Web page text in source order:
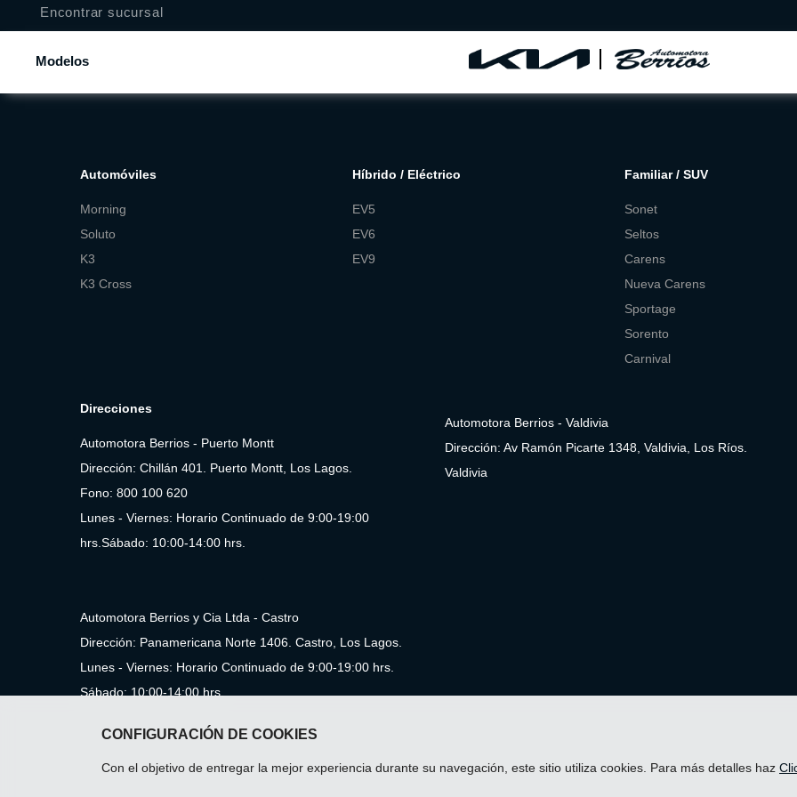
Encontrar sucursal
Modelos
Automóviles
Morning
Soluto
K3
K3 Cross
Híbrido / Eléctrico
EV5
EV6
EV9
Familiar / SUV
Sonet
Seltos
Carens
Nueva Carens
Sportage
Sorento
Carnival
Direcciones
Automotora Berrios - Puerto Montt
Dirección: Chillán 401. Puerto Montt, Los Lagos.
Fono: 800 100 620
Lunes - Viernes: Horario Continuado de 9:00-19:00
hrs.Sábado: 10:00-14:00 hrs.
Automotora Berrios y Cia Ltda - Castro
Dirección: Panamericana Norte 1406. Castro, Los Lagos.
Lunes - Viernes: Horario Continuado de 9:00-19:00 hrs.
Sábado: 10:00-14:00 hrs.
Automotora Berrios - Valdivia
Dirección: Av Ramón Picarte 1348, Valdivia, Los Ríos.
Valdivia
CONFIGURACIÓN DE COOKIES
Con el objetivo de entregar la mejor experiencia durante su navegación, este sitio utiliza cookies. Para más detalles haz